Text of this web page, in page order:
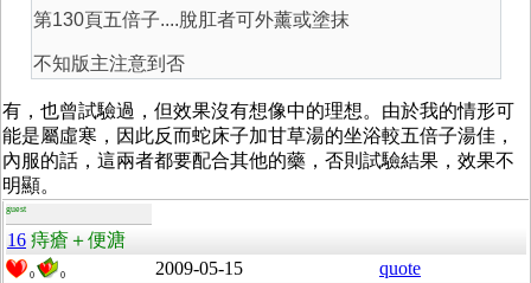
第130頁五倍子....脫肛者可外薰或塗抹
不知版主注意到否
有，也曾試驗過，但效果沒有想像中的理想。由於我的情形可
能是屬虛寒，因此反而蛇床子加甘草湯的坐浴較五倍子湯佳，
內服的話，這兩者都要配合其他的藥，否則試驗結果，效果不
明顯。
guest
16 痔瘡＋便溏
0 0 2009-05-15 quote